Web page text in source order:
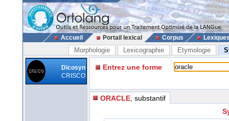
Accueil Portail lexical Corpus
Morphologie Lexicographie Etymologie
Dicosyn
CRISCO
Entrez une forme
ORACLE , substantif